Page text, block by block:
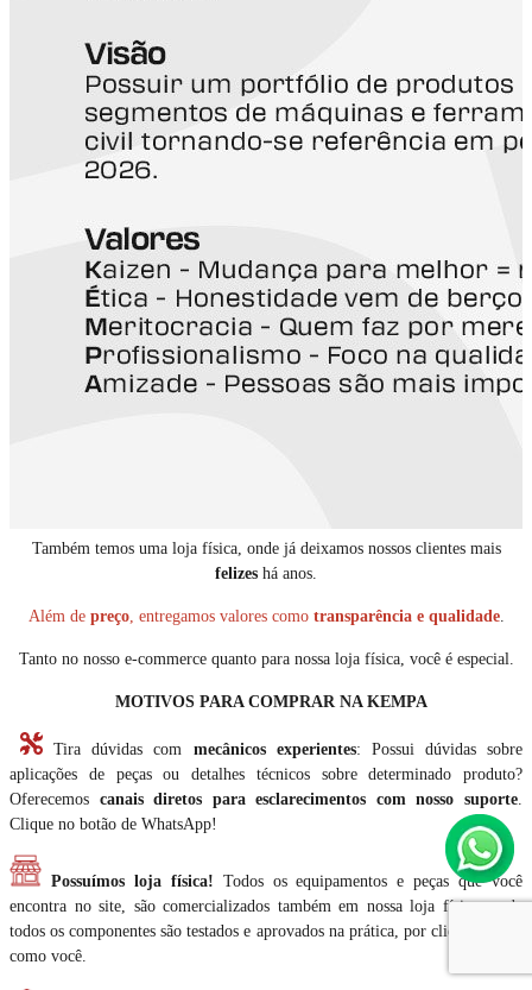
Também temos uma loja física, onde já deixamos nossos clientes mais
felizes há anos.
Além de preço, entregamos valores como transparência e qualidade.
Tanto no nosso e-commerce quanto para nossa loja física, você é especial.
MOTIVOS PARA COMPRAR NA KEMPA
Tira dúvidas com mecânicos experientes: Possui dúvidas sobre
aplicações de peças ou detalhes técnicos sobre determinado produto?
Oferecemos canais diretos para esclarecimentos com nosso suporte
Clique no botão de WhatsApp!
Possuímos loja física! Todos os equipamentos e peças que você
encontra no site, são comercializados também em nossa loja física, onde
todos os componentes são testados e aprovados na prática, por clientes assim
como você.